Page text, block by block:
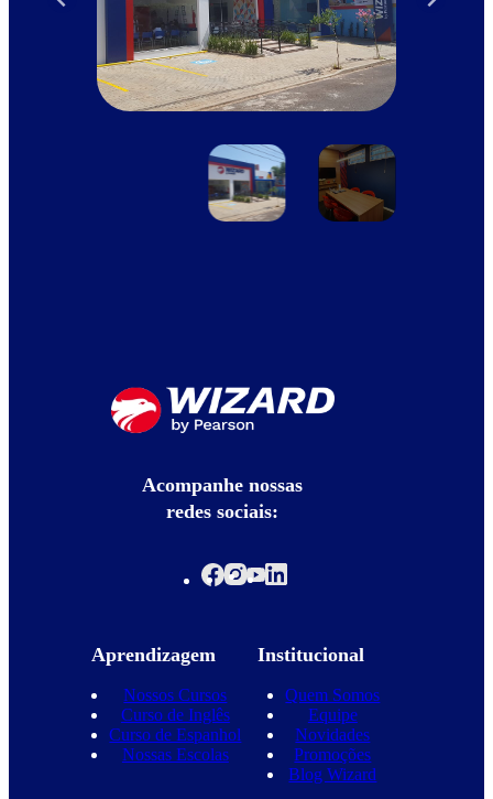
Acompanhe nossas
redes sociais:
Aprendizagem
Nossos Cursos
Curso de Inglês
Curso de Espanhol
Nossas Escolas
Institucional
Quem Somos
Equipe
Novidades
Promoções
Blog Wizard